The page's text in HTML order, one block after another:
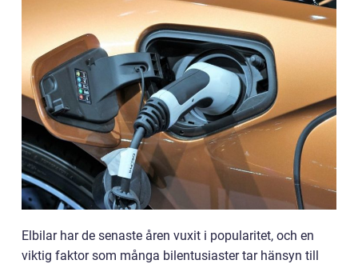
Elbilar har de senaste åren vuxit i popularitet, och en
viktig faktor som många bilentusiaster tar hänsyn till